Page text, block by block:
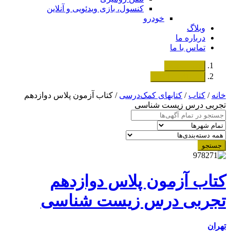
کنسول، بازی‌ ویدئویی و آنلاین
خودرو
وبلاگ
درباره ما
تماس با ما
خانه/ کتاب/ کتابهای کمک‌درسی / کتاب آزمون پلاس دوازدهم
تجربی درس زیست شناسی
جستجو
کتاب آزمون پلاس دوازدهم
تجربی درس زیست شناسی
تهران